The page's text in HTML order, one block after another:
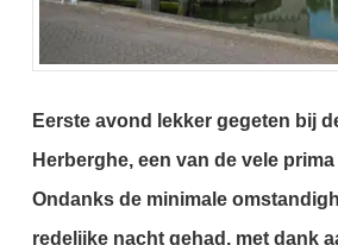
Eerste avond lekker gegeten bij
Herberghe, een van de vele
Ondanks de minimale
redelijke nacht gehad, met dank